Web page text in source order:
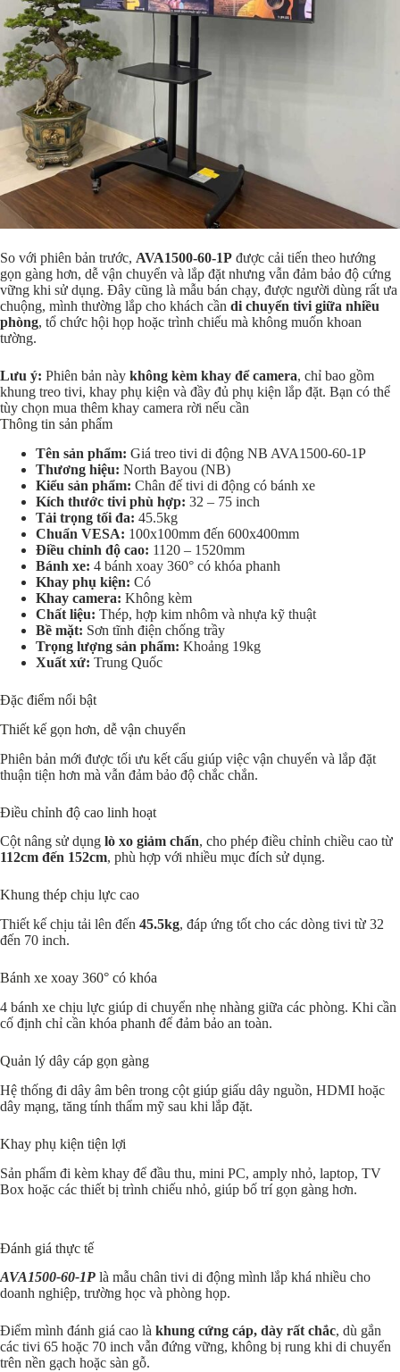
So với phiên bản trước, AVA1500-60-1P được cải tiến theo hướng
gọn gàng hơn, dễ vận chuyển và lắp đặt nhưng vẫn đảm bảo độ cứng
vững khi sử dụng. Đây cũng là mẫu bán chạy, được người dùng rất ưa
chuộng, mình thường lắp cho khách cần di chuyển tivi giữa nhiều
phòng, tổ chức hội họp hoặc trình chiếu mà không muốn khoan
tường.
Lưu ý: Phiên bản này không kèm khay để camera, chỉ bao gồm
khung treo tivi, khay phụ kiện và đầy đủ phụ kiện lắp đặt. Bạn có thể
tùy chọn mua thêm khay camera rời nếu cần
Thông tin sản phẩm
Tên sản phẩm: Giá treo tivi di động NB AVA1500-60-1P
Thương hiệu: North Bayou (NB)
Kiểu sản phẩm: Chân đế tivi di động có bánh xe
Kích thước tivi phù hợp: 32 – 75 inch
Tải trọng tối đa: 45.5kg
Chuẩn VESA: 100x100mm đến 600x400mm
Điều chỉnh độ cao: 1120 – 1520mm
Bánh xe: 4 bánh xoay 360° có khóa phanh
Khay phụ kiện: Có
Khay camera: Không kèm
Chất liệu: Thép, hợp kim nhôm và nhựa kỹ thuật
Bề mặt: Sơn tĩnh điện chống trầy
Trọng lượng sản phẩm: Khoảng 19kg
Xuất xứ: Trung Quốc
Đặc điểm nổi bật
Thiết kế gọn hơn, dễ vận chuyển
Phiên bản mới được tối ưu kết cấu giúp việc vận chuyển và lắp đặt
thuận tiện hơn mà vẫn đảm bảo độ chắc chắn.
Điều chỉnh độ cao linh hoạt
Cột nâng sử dụng lò xo giảm chấn, cho phép điều chỉnh chiều cao từ
112cm đến 152cm, phù hợp với nhiều mục đích sử dụng.
Khung thép chịu lực cao
Thiết kế chịu tải lên đến 45.5kg, đáp ứng tốt cho các dòng tivi từ 32
đến 70 inch.
Bánh xe xoay 360° có khóa
4 bánh xe chịu lực giúp di chuyển nhẹ nhàng giữa các phòng. Khi cần
cố định chỉ cần khóa phanh để đảm bảo an toàn.
Quản lý dây cáp gọn gàng
Hệ thống đi dây âm bên trong cột giúp giấu dây nguồn, HDMI hoặc
dây mạng, tăng tính thẩm mỹ sau khi lắp đặt.
Khay phụ kiện tiện lợi
Sản phẩm đi kèm khay để đầu thu, mini PC, amply nhỏ, laptop, TV
Box hoặc các thiết bị trình chiếu nhỏ, giúp bố trí gọn gàng hơn.
Đánh giá thực tế
AVA1500-60-1P là mẫu chân tivi di động mình lắp khá nhiều cho
doanh nghiệp, trường học và phòng họp.
Điểm mình đánh giá cao là khung cứng cáp, dày rất chắc, dù gắn
các tivi 65 hoặc 70 inch vẫn đứng vững, không bị rung khi di chuyển
trên nền gạch hoặc sàn gỗ.